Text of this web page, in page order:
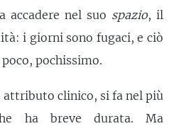
accadere nel suo spazio, il
i giorni sono fugaci, e ciò
pochissimo.
attributo clinico, si fa nel più
ha breve durata. Ma